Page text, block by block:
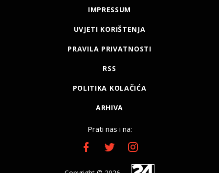
IMPRESSUM
UVJETI KORIŠTENJA
PRAVILA PRIVATNOSTI
RSS
POLITIKA KOLAČIĆA
ARHIVA
Prati nas i na: